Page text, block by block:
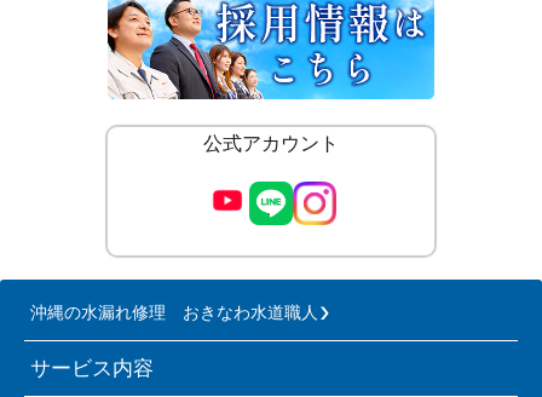
公式アカウント
沖縄の水漏れ修理 おきなわ水道職人
サービス内容